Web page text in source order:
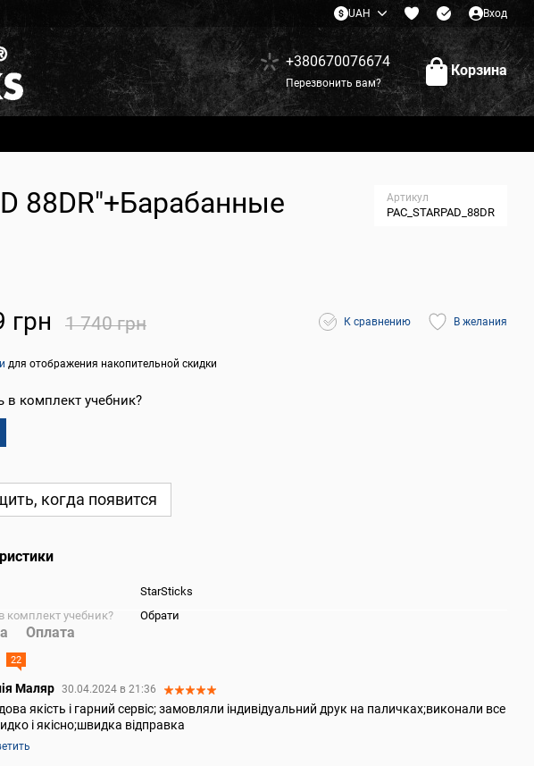
UAH Вход
+380670076674
Перезвонить вам?
Корзина
88DR"+Барабанные
Артикул
PAC_STARPAD_88DR
грн 1 740 грн К сравнению В желания
для отображения накопительной скидки
в комплект учебник?
когда появится
StarSticks
комплект учебник?
Обрати
Оплата
22
Маляр 30.04.2024 в 21:36
якість і гарний сервіс; замовляли індивідуальний друк на паличках;виконали все
і якісно;швидка відправка